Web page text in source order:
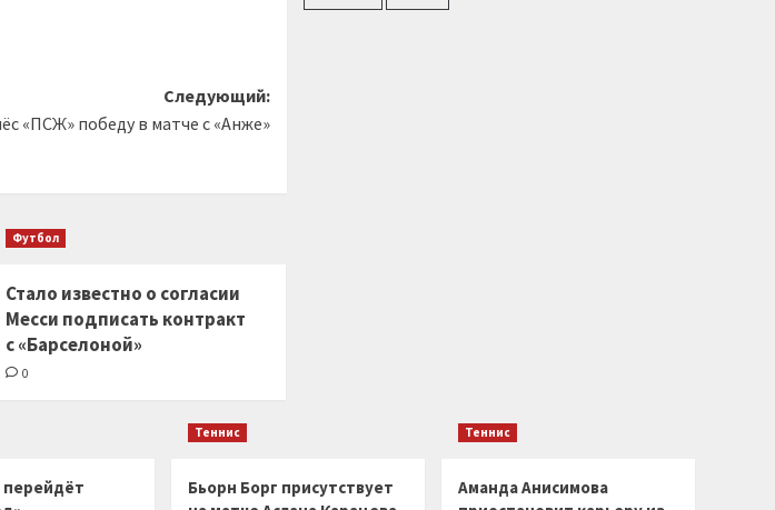
Следующий:
«ПСЖ» победу в матче с «Анже»
Футбол
Стало известно о согласии
Месси подписать контракт
с «Барселоной»
0
перейдёт
Теннис
Бьорн Борг присутствует
Теннис
Аманда Анисимова